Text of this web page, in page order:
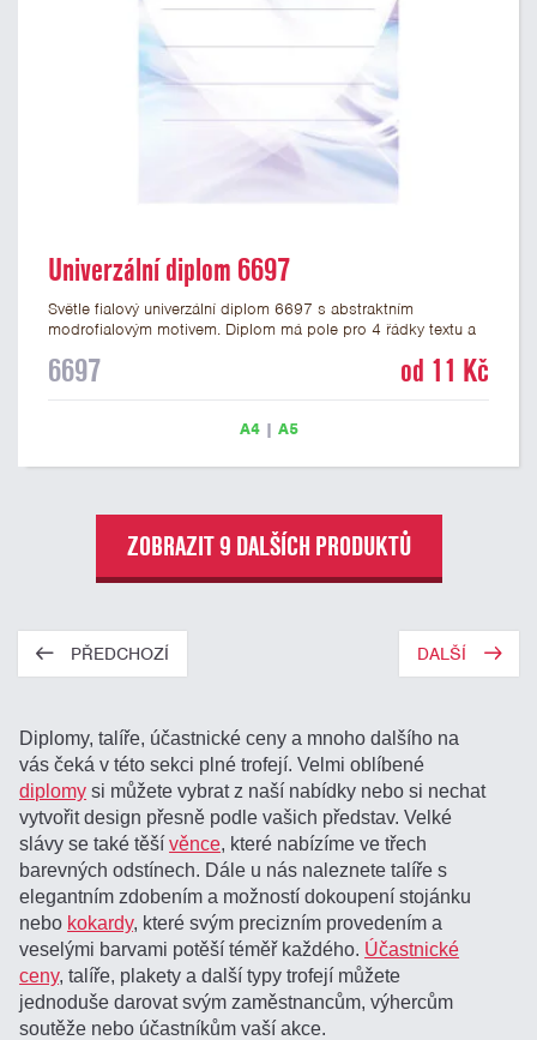
Univerzální diplom 6697
Světle fialový univerzální diplom 6697 s abstraktním
modrofialovým motivem. Diplom má pole pro 4 řádky textu a
ve formátu A4 a A5. Papírový diplom s univerzálním
6697 od 11 Kč
A4| A5
ZOBRAZIT 9 DALŠÍCH PRODUKTŮ
PŘEDCHOZÍ DALŠÍ
Diplomy, talíře, účastnické ceny a mnoho dalšího na
vás čeká v této sekci plné trofejí. Velmi oblíbené
diplomy si můžete vybrat z naší nabídky nebo si nechat
vytvořit design přesně podle vašich představ. Velké
slávy se také těšívěnce, které nabízíme ve třech
barevných odstínech. Dále u nás naleznete talíře s
elegantním zdobením a možností dokoupení stojánku
nebo kokardy, které svým precizním provedením a
veselými barvami potěší téměř každého. Účastnické
ceny, talíře, plakety a další typy trofejí můžete
jednoduše darovat svým zaměstnancům, výhercům
soutěže nebo účastníkům vaší akce.